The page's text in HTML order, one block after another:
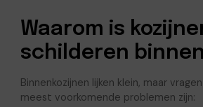
Waarom is
schilderen
Binnenkozijnen lijken klein, maar
meest voorkomende problemen zijn: